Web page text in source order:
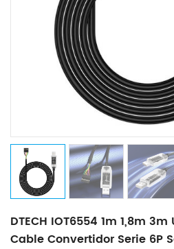
DTECH IOT6554 1m 1,8m 3m
Cable Convertidor Serie 6P